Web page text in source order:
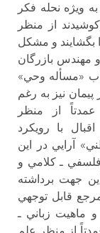
ويژه نحله فكر
از منظر
بگشايند و مشكل
مهندس بازرگان
«مسأله وحي»
نيز به رغم
از منظر
با رويكرد
آرايي در اين
ـ كلامي و
جهت برداشته
قابل توجهي
ماهيت زباني ـ